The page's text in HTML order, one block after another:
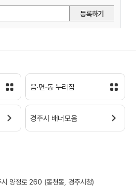
등록하기
읍·면·동 누리집
경주시 배너모음
양정로 260 (동천동, 경주시청)